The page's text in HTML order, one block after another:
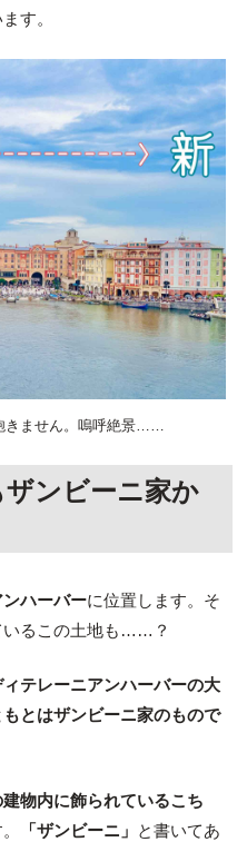
す。
きません。嗚呼絶景……
ンビーニ家か
ハーバーに位置します。そ
いるこの土地も……？
テレーニアンハーバーの大
とはザンビーニ家のもので
物内に飾られているこち
「ザンビーニ」 と書いてあ